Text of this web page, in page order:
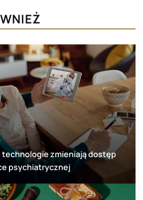
technologie zmieniają dostęp
psychiatrycznej